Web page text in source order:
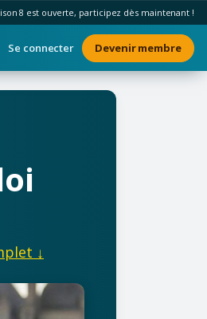
8 est ouverte, participez dès maintenant !
Se connecter Devenir membre
↓